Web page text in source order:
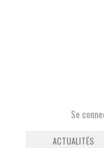
Se
ACTUALITÉS